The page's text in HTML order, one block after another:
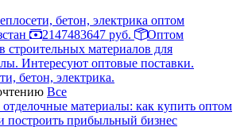
бетон, электрика оптом
2147483647 руб.
Оптом
материалов для
Интересуют оптовые поставки.
бетон, электрика.
Все